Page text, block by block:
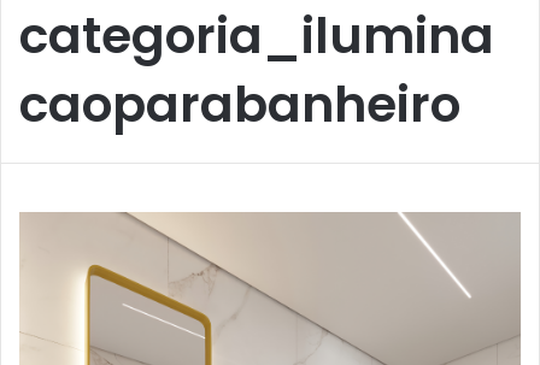
categoria_ilumina
caoparabanheiro